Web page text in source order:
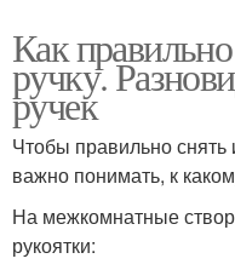
Как
ручку.
ручек
Чтобы правильно снять
важно понимать, к
На межкомнатные
рукоятки: